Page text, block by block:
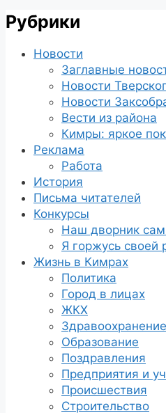
Рубрики
Новости
Заглавные
Новости
Новости
Вести из района
Кимры: яркое
Реклама
Работа
История
Письма читателей
Конкурсы
Наш дворник
Я горжусь своей
Жизнь в Кимрах
Политика
Город в лицах
ЖКХ
Здравоохранение
Образование
Поздравления
Предприятия и
Происшествия
Строительство